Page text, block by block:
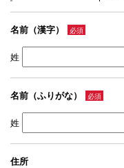
名前（漢字） 必須
姓
名前（ふりがな） 必須
姓
住所